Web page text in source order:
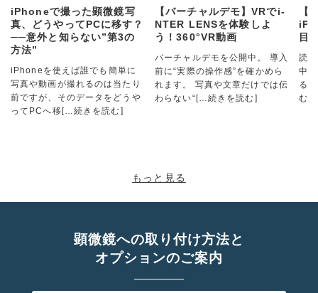
iPhoneで撮った顕微鏡写
真、どうやってPCに移す？
──意外と知らない”第3の
方法”
iPhoneを使えば誰でも簡単に
写真や動画が撮れるのは当たり
前ですが、そのデータをどうや
ってPCへ移 […続きを読む]
【バーチャルデモ】VRでi-
NTER LENSを体験しよ
う！360°VR動画
バーチャルデモを公開中。 導入
前に“実際の操作感”を確かめら
れます。 写真や文章だけでは伝
わらない“ […続きを読む]
【
目
読
中
る
む]
もっと見る
顕微鏡への取り付け方法と
オプションのご案内